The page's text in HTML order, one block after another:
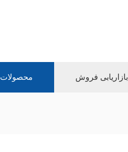
محصولات بازاریابی فروش